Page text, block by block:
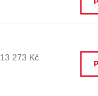
13 273 Kč